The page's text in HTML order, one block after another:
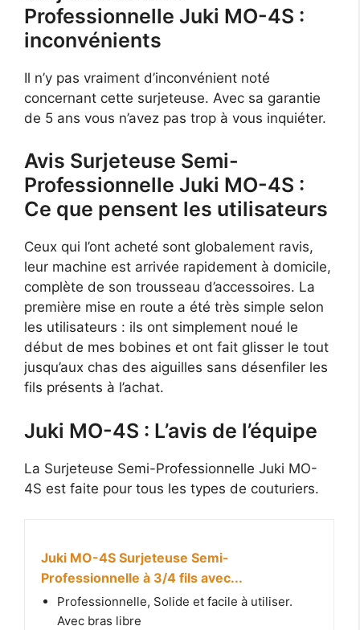
Professionnelle Juki MO-4S :
inconvénients
Il n’y pas vraiment d’inconvénient noté
concernant cette surjeteuse. Avec sa garantie
de 5 ans vous n’avez pas trop à vous inquiéter.
Avis Surjeteuse Semi-
Professionnelle Juki MO-4S :
Ce que pensent les utilisateurs
Ceux qui l’ont acheté sont globalement ravis,
leur machine est arrivée rapidement à domicile,
complète de son trousseau d’accessoires. La
première mise en route a été très simple selon
les utilisateurs : ils ont simplement noué le
début de mes bobines et ont fait glisser le tout
jusqu’aux chas des aiguilles sans désenfiler les
fils présents à l’achat.
Juki MO-4S : L’avis de l’équipe
La Surjeteuse Semi-Professionnelle Juki MO-
4S est faite pour tous les types de couturiers.
Juki MO-4S Surjeteuse Semi-
Professionnelle à 3/4 fils avec...
Professionnelle, Solide et facile à utiliser.
Avec bras libre